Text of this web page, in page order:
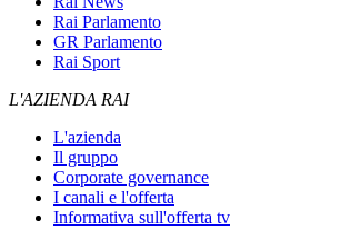
Rai Parlamento
GR Parlamento
Rai Sport
L'AZIENDA RAI
L'azienda
Il gruppo
Corporate governance
I canali e l'offerta
Informativa sull'offerta tv